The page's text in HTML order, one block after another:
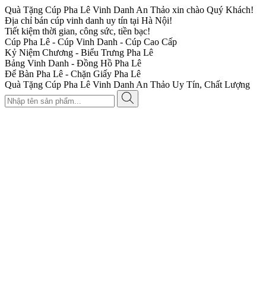
Quà Tặng Cúp Pha Lê Vinh Danh An Thảo xin chào Quý Khách!
Địa chỉ bán cúp vinh danh uy tín tại Hà Nội!
Tiết kiệm thời gian, công sức, tiền bạc!
Cúp Pha Lê - Cúp Vinh Danh - Cúp Cao Cấp
Kỷ Niệm Chương - Biểu Trưng Pha Lê
Bảng Vinh Danh - Đồng Hồ Pha Lê
Để Bàn Pha Lê - Chặn Giấy Pha Lê
Quà Tặng Cúp Pha Lê Vinh Danh An Thảo Uy Tín, Chất Lượng